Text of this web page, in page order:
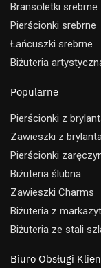
Bransoletki srebrne
Pierścionki srebrne
Łańcuszki srebrne
Biżuteria
Popularne
Pierścionki z
Zawieszki z
Pierścionki
Biżuteria ślubna
Zawieszki Charms
Biżuteria z
Biżuteria ze stali
Biuro Obsługi